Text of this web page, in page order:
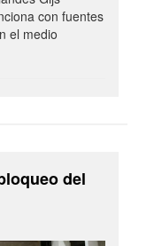
con fuentes
el medio
del